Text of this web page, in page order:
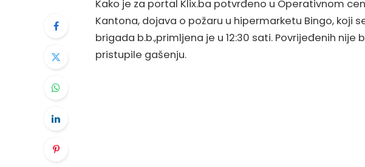
Kako je za portal Klix.ba potvrđeno u Operativnom
Kantona, dojava o požaru u hipermarketu Bingo, koji
brigada b.b.,primljena je u 12:30 sati. Povrijeđenih nije
pristupile gašenju.